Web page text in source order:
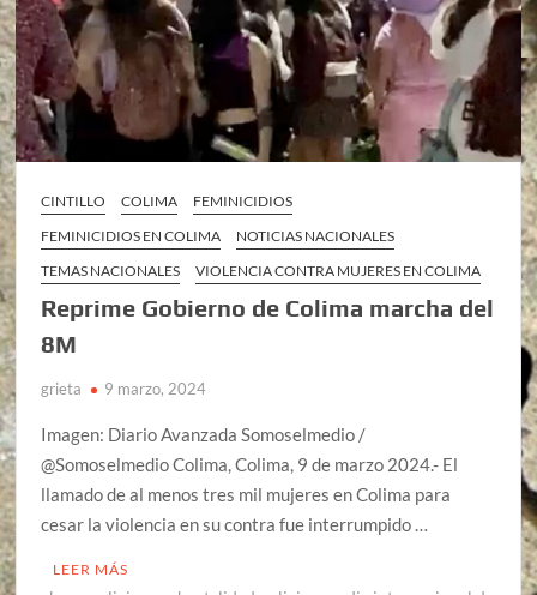
CINTILLO COLIMA
FEMINICIDIOS
FEMINICIDIOS EN COLIMA
NOTICIAS NACIONALES
TEMAS NACIONALES
VIOLENCIA CONTRA MUJERES EN COLIMA
Reprime Gobierno de Colima marcha del
8M
grieta 9 marzo, 2024
Imagen: Diario Avanzada Somoselmedio /
@Somoselmedio Colima, Colima, 9 de marzo 2024.- El
llamado de al menos tres mil mujeres en Colima para
cesar la violencia en su contra fue interrumpido …
LEER MÁS